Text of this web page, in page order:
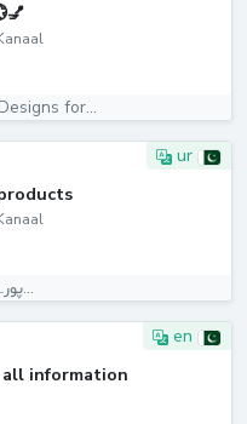
for...
ur
پورے پاکستان میں فری سروس پارسل کھول...
en
information